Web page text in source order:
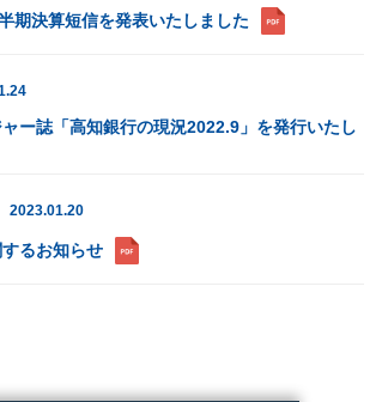
期決算短信を発表いたしました
ー誌「高知銀行の現況2022.9」を発行いたし
2023.01.20
るお知らせ